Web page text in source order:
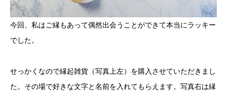
今回、私はご縁もあって偶然出会うことができて本当にラッキー
でした。
せっかくなので縁起雑貨（写真上左）を購入させていただきまし
た。その場で好きな文字と名前を入れてもらえます。写真右は縁